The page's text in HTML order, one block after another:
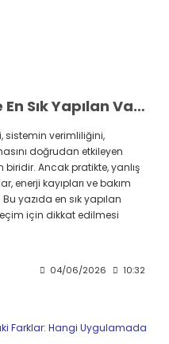
Endüstriyel Tesislerde En Sık Yapılan Vana Seçim Hataları ve Doğru Seçim Rehberi
sistemin verimliliğini,
doğrudan etkileyen
Ancak pratikte, yanlış
enerji kayıpları ve bakım
yazıda en sık yapılan
için dikkat edilmesi
04/06/2026 10:32